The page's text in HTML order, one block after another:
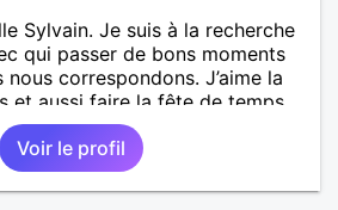
Sylvain. Je suis à la recherche
qui passer de bons moments
correspondons. J’aime la
et aussi faire la fête de temps
papa d’un petit garçon de 7 ans
garde alternée. J’aime à peu
de musique. (Oui je suis pas
fais du sport pour garder la
Voir le profil